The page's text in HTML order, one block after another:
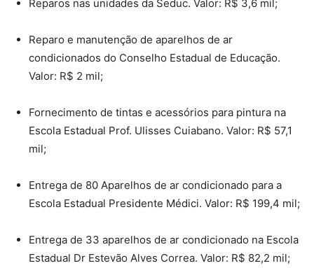
Reparos nas unidades da Seduc. Valor: R$ 3,6 mil;
Reparo e manutenção de aparelhos de ar
condicionados do Conselho Estadual de Educação.
Valor: R$ 2 mil;
Fornecimento de tintas e acessórios para pintura na
Escola Estadual Prof. Ulisses Cuiabano. Valor: R$ 57,1
mil;
Entrega de 80 Aparelhos de ar condicionado para a
Escola Estadual Presidente Médici. Valor: R$ 199,4 mil;
Entrega de 33 aparelhos de ar condicionado na Escola
Estadual Dr Estevão Alves Correa. Valor: R$ 82,2 mil;